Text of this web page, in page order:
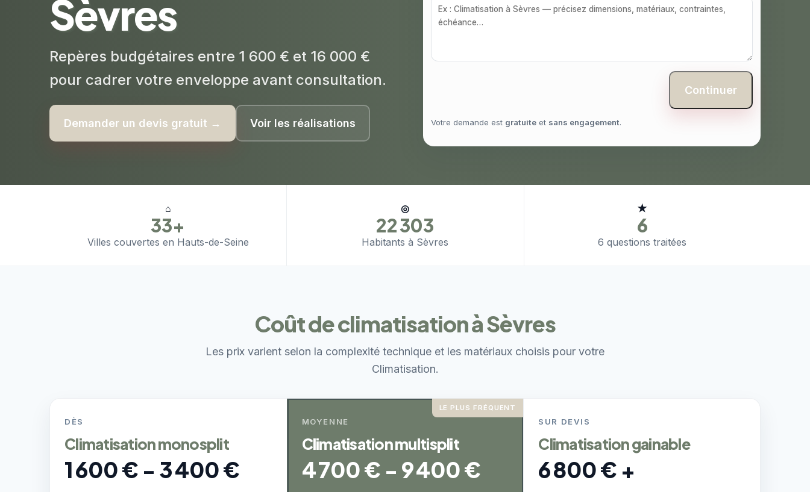
Sèvres
Repères budgétaires entre 1 600 € et 16 000 €
pour cadrer votre enveloppe avant consultation.
Demander un devis gratuit → Voir les réalisations
Continuer
Votre demande est gratuite et sans engagement.
⌂
33+
Villes couvertes en Hauts-de-Seine
◎
22 303
Habitants à Sèvres
★
6
6 questions traitées
Coût de climatisation à Sèvres
Les prix varient selon la complexité technique et les matériaux choisis pour votre
Climatisation.
DÈS
Climatisation monosplit
1 600 € - 3 400 €
LE PLUS FRÉQUENT
MOYENNE
Climatisation multisplit
4 700 € - 9 400 €
SUR DEVIS
Climatisation gainable
6 800 € +